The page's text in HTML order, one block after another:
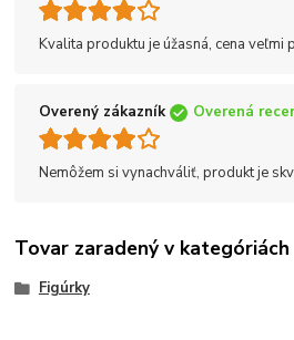
Kvalita produktu je úžasná, cena veľmi
Overený zákazník Overená
Nemôžem si vynachváliť, produkt je
Tovar zaradený v kategóriách
Figúrky